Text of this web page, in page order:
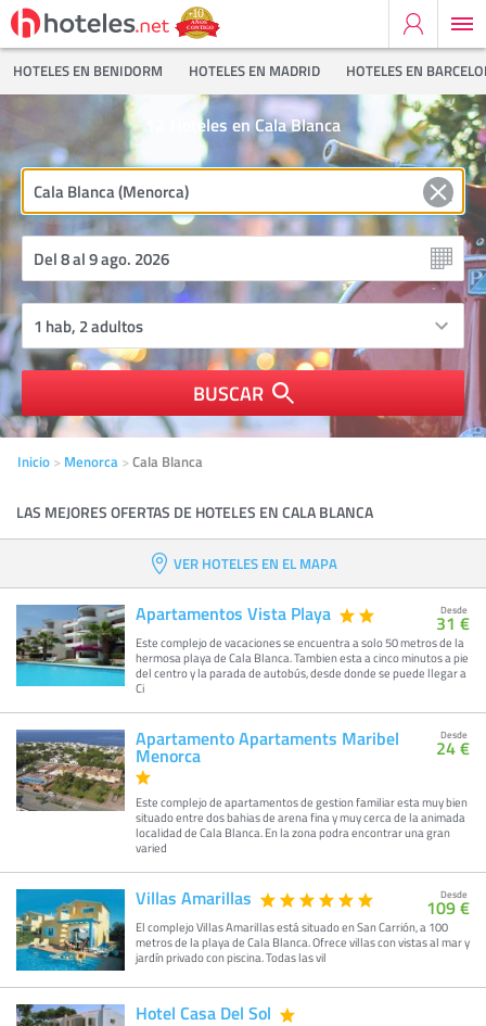
HOTELES EN BENIDORM HOTELES EN MADRID HOTELES EN
Hoteles en Cala Blanca
BUSCAR
Inicio Menorca Cala Blanca
LAS MEJORES OFERTAS DE HOTELES EN CALA BLANCA
VER HOTELES EN EL MAPA
Apartamentos Vista Playa
Este complejo de vacaciones se encuentra a solo 50 metros de la
hermosa playa de Cala Blanca. Tambien esta a cinco minutos a pie
del centro y la parada de autobús, desde donde se puede llegar a
Ci
Desde
31 €
Apartamento Apartaments Maribel
Menorca
Este complejo de apartamentos de gestion familiar esta muy bien
situado entre dos bahias de arena fina y muy cerca de la animada
localidad de Cala Blanca. En la zona podra encontrar una gran
varied
Desde
24 €
Villas Amarillas
El complejo Villas Amarillas está situado en San Carrión, a 100
metros de la playa de Cala Blanca. Ofrece villas con vistas al mar y
jardín privado con piscina. Todas las vil
Desde
109 €
Hotel Casa Del Sol